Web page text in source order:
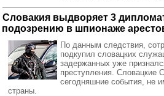
Словакия выдворяет 3
подозрению в шпионаже
По данным следствия,
подкупил словацких
задержанных уже
преступления. Словацкие
сегодняшние события, не
страны.